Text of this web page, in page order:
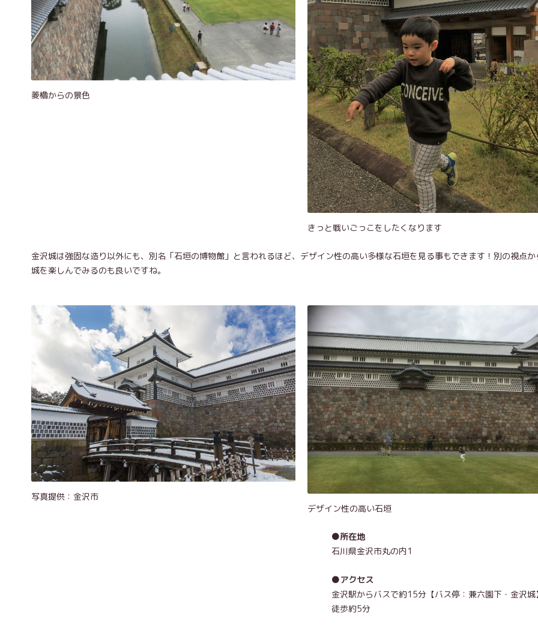
菱櫓からの景色
きっと戦いごっこをしたくなります
金沢城は強固な造り以外にも、別名「石垣の博物館」と言われるほど、デザイン性の高い多様な石垣を見る事もできます！別の視点
城を楽しんでみるのも良いですね。
写真提供：金沢市
デザイン性の高い石垣
●所在地
石川県金沢市丸の内1
●アクセス
金沢駅からバスで約15分【バス停：兼六園下・金沢城
徒歩約5分